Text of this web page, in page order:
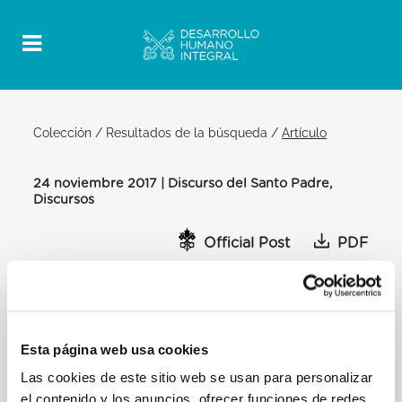
Esta página web usa cookies
Las cookies de este sitio web se usan para personalizar
el contenido y los anuncios, ofrecer funciones de redes
Colección / Resultados de la búsqueda /Artículo
24 noviembre 2017 | Discurso del Santo Padre,
Discursos
Official Post PDF
TEOLÓGICO ENTRE LA IGLESIA
CATÓLICA Y LA IGLESIA ASIRIA DE
ORIENTE